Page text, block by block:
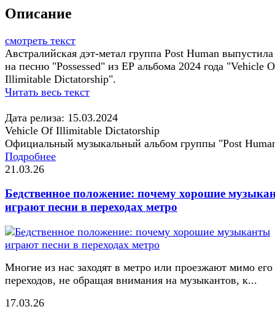
Описание
смотреть текст
Австралийская дэт-метал группа Post Human
на песню "Possessed" из ЕР альбома 2024 года "Vehicle
Illimitable Dictatorship".
Читать весь текст
Дата релиза: 15.03.2024
Vehicle Of Illimitable Dictatorship
Официальный музыкальный альбом группы "Post
Подробнее
21.03.26
Бедственное положение: почему хорошие
играют песни в переходах метро
Многие из нас заходят в метро или проезжают мимо его
переходов, не обращая внимания на музыкантов, к...
17.03.26